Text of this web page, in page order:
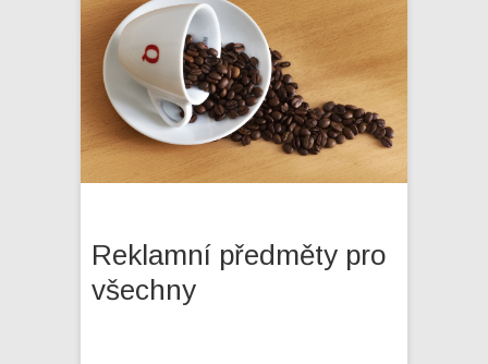
Reklamní předměty pro
všechny